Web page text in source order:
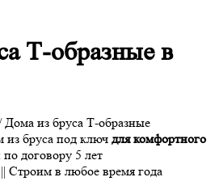
Т-образные в
Дома из бруса Т-образные
бруса под ключ для комфортного
договору 5 лет
Строим в любое время года